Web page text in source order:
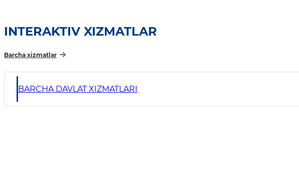
INTERAKTIV XIZMATLAR
Barcha xizmatlar
BARCHA DAVLAT XIZMATLARI